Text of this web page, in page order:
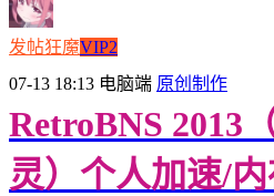
发帖狂魔VIP2
07-13 18:13 电脑端 原创制作
RetroBNS 2013
灵）个人加速/